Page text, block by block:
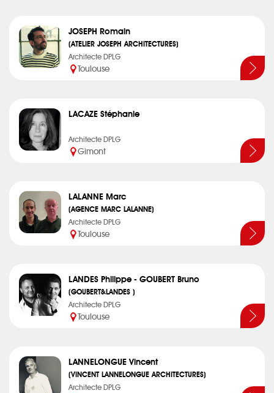
JOSEPH Romain
(ATELIER JOSEPH ARCHITECTURES)
Architecte DPLG
Toulouse
LACAZE Stéphanie
Architecte DPLG
Gimont
LALANNE Marc
(AGENCE MARC LALANNE)
Architecte DPLG
Toulouse
LANDES Philippe - GOUBERT Bruno
(GOUBERT&LANDES )
Architecte DPLG
Toulouse
LANNELONGUE Vincent
(VINCENT LANNELONGUE ARCHITECTURES)
Architecte DPLG